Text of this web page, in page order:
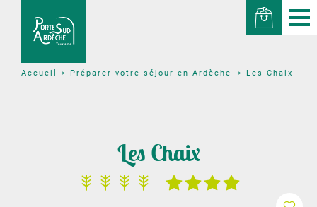
Accueil Préparer votre séjour en Ardèche Les Chaix
Les Chaix